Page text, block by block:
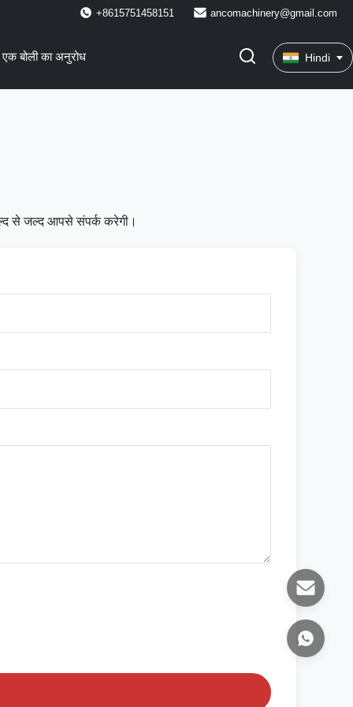
+8615751458151 ancomachinery@gmail.com
एक बोली का अनुरोध Hindi
से जल्द आपसे संपर्क करेगी।